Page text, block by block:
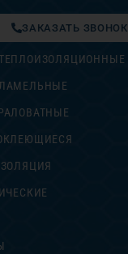
ЗАКАЗАТЬ ЗВОНОК